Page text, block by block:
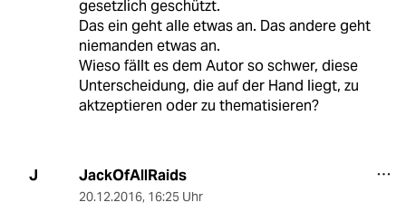
gesetzlich geschützt.
Das ein geht alle etwas an. Das andere geht
niemanden etwas an.
Wieso fällt es dem Autor so schwer, diese
Unterscheidung, die auf der Hand liegt, zu
aktzeptieren oder zu thematisieren?
J JackOfAllRaids
20.12.2016, 16:25 Uhr